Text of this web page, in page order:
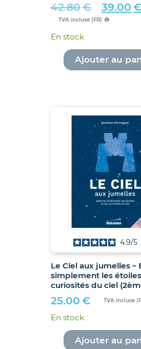
42.80€
Le
prix
était :
42.80€.
39.00 €
Le
prix
est :
39.00€.
TVA incluse (FR)
En stock
Ajouter au
Le Ciel aux jumelles –
simplement les
curiosités du ciel
4.9/5
25.00 € TVA incluse
En stock
Ajouter au